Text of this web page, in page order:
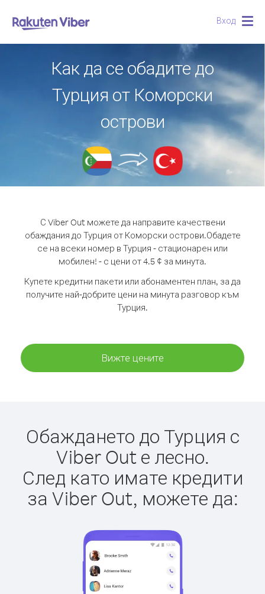
Вход
Как да се обадите до
Турция от Коморски
острови
С Viber Out можете да направите качествени
обаждания до Турция от Коморски острови.Обадете
се на всеки номер в Турция - стационарен или
мобилен! - с цени от 4.5 ¢ за минута.
Купете кредитни пакети или абонаментен план, за да
получите най-добрите цени на минута разговор към
Турция.
Вижте цените
Обаждането до Турция с
Viber Out е лесно.
След като имате кредити
за Viber Out, можете да: